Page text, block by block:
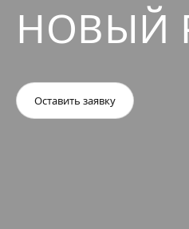
НОВЫЙ
Оставить заявку